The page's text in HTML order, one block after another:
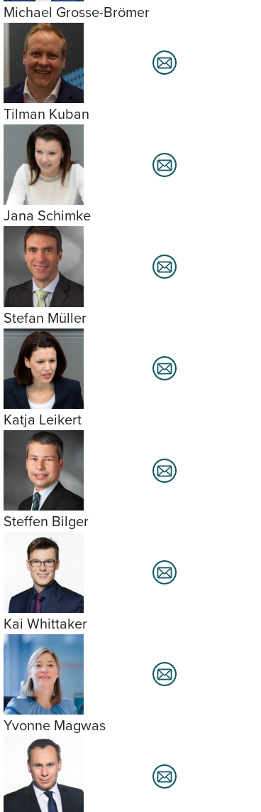
Michael Grosse-Brömer
Tilman Kuban
Jana Schimke
Stefan Müller
Katja Leikert
Steffen Bilger
Kai Whittaker
Yvonne Magwas